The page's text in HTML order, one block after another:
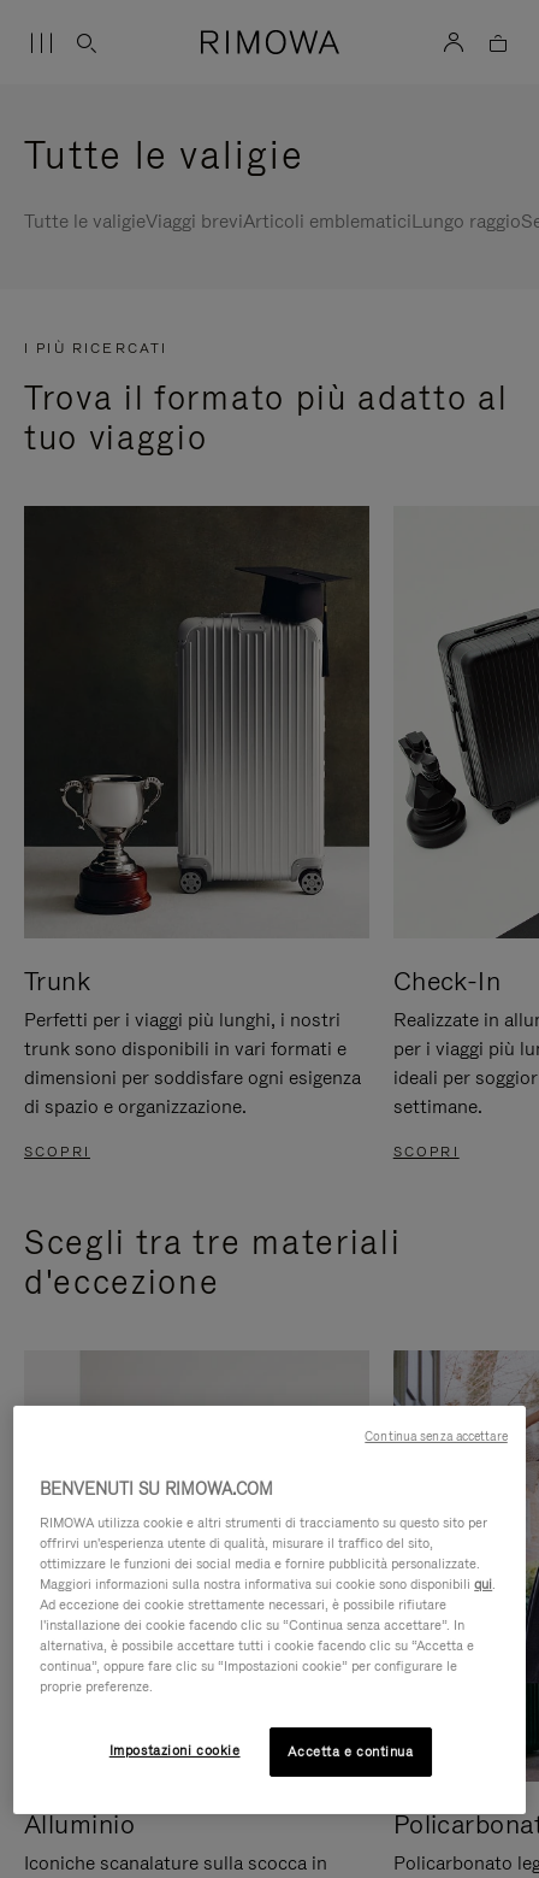
Tutte le valigie
Tutte le valigieViaggi breviArticoli emblematiciLungo raggio
I PIÙ RICERCATI
Trova il formato più adatto al
tuo viaggio
Trunk
Perfetti per i viaggi più lunghi, i nostri
trunk sono disponibili in vari formati e
dimensioni per soddisfare ogni esigenza
di spazio e organizzazione.
SCOPRI
Check-In
Realizzate in
per i viaggi più
ideali per
settimane.
SCOPRI
Scegli tra tre materiali
d'eccezione
Alluminio
Iconiche scanalature sulla scocca in
Policarbonato
BENVENUTI SU RIMOWA.COM
RIMOWA utilizza cookie e altri strumenti di tracciamento su questo sito per
offrirvi un'esperienza utente di qualità, misurare il traffico del sito,
ottimizzare le funzioni dei social media e fornire pubblicità personalizzate.
Maggiori informazioni sulla nostra informativa sui cookie sono disponibiliqui.
Ad eccezione dei cookie strettamente necessari, è possibile rifiutare
l'installazione dei cookie facendo clic su “Continua senza accettare”. In
alternativa, è possibile accettare tutti i cookie facendo clic su “Accetta e
continua”, oppure fare clic su “Impostazioni cookie” per configurare le
proprie preferenze.
Impostazioni cookie Accetta e continua
Continua senza accettare